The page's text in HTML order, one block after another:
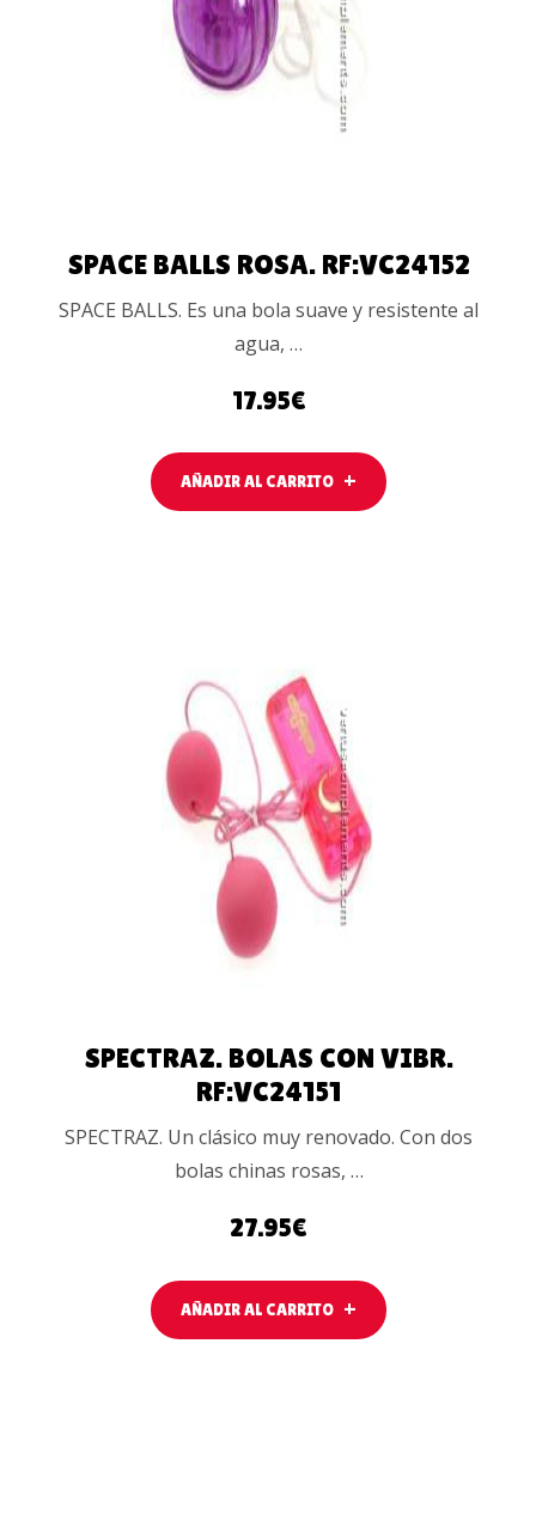
AL
CARRITO
SPACE BALLS ROSA. RF:VC24152
SPACE BALLS. Es una bola suave y resistente al
agua, …
17.95€
AÑADIR AL CARRITO
AÑADIR
AL
CARRITO
SPECTRAZ. BOLAS CON VIBR.
RF:VC24151
SPECTRAZ. Un clásico muy renovado. Con dos
bolas chinas rosas, …
27.95€
AÑADIR AL CARRITO